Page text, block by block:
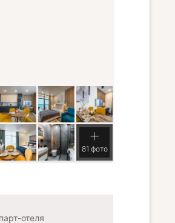
81 фото
отеля